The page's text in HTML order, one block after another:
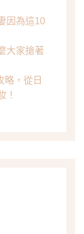
因為這10
大家搶著
略，從日
！